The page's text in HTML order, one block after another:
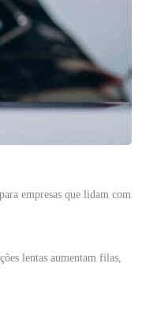
empresas que lidam com
lentas aumentam filas,